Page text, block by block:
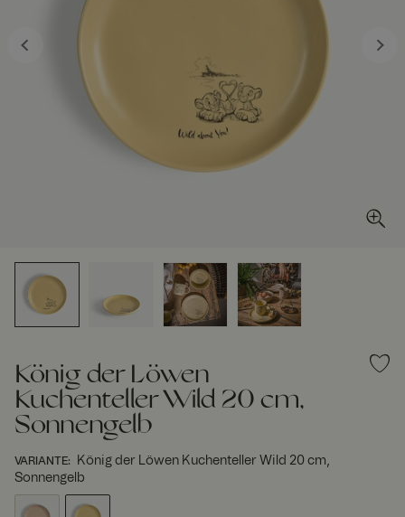
König der Löwen
Kuchenteller Wild 20 cm,
Sonnengelb
VARIANTE:
König der Löwen Kuchenteller Wild 20 cm,
Sonnengelb